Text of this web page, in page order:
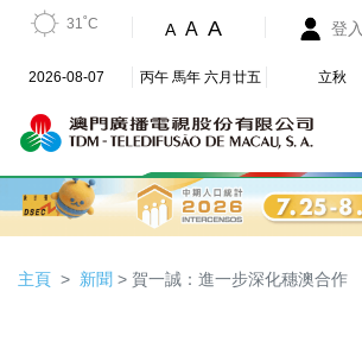
31˚C A A A 登入
2026-08-07 丙午 馬年 六月廿五 立秋
主頁 新聞 > 賀一誠：進一步深化穗澳合作